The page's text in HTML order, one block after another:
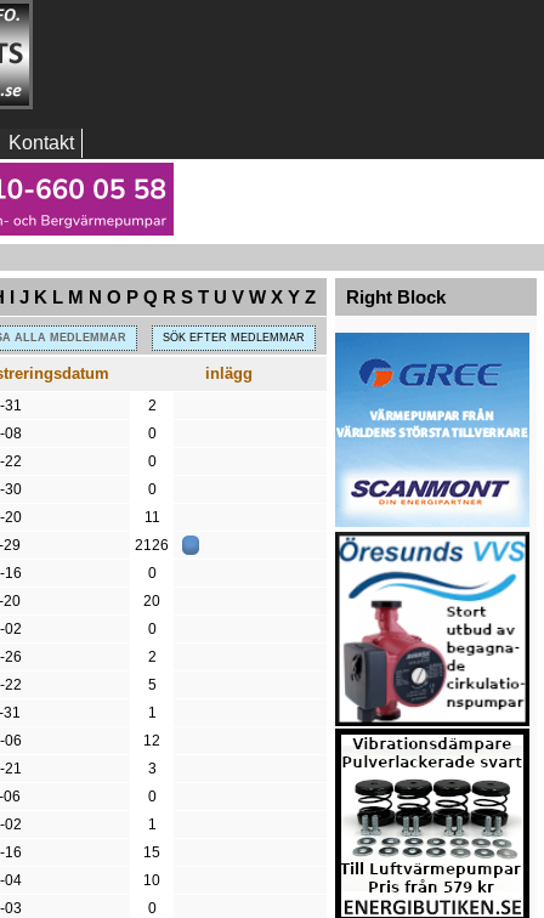
Kontakt
I J K L M N O P Q R S T U V W X Y Z
ALLA MEDLEMMAR SÖK EFTER MEDLEMMAR
inlägg
2
08
0
22
0
30
0
20
11
29
2126
16
0
20
20
02
0
26
2
22
5
1
06
12
3
06
0
02
1
16
15
04
10
03
0
Right Block